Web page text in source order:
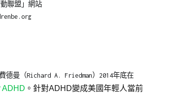
聯盟」網站
德曼（Richard A. Friedman）2014年底在
ADHD 。針對ADHD變成美國年輕人當前